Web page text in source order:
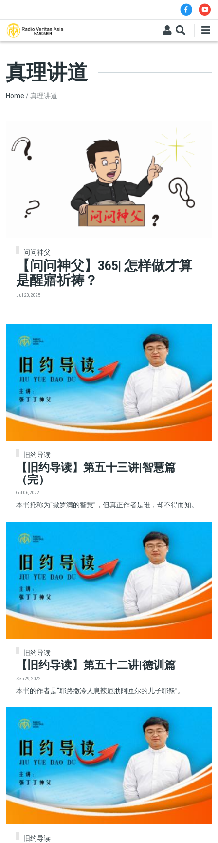
真理讲道
Breadcrumb
Home 真理讲道
问问神父
【问问神父】365| 怎样做才算
是醒寤祈祷？
Jul 20, 2025
旧约导读
【旧约导读】第五十三讲|智慧篇
（完）
Oct 06, 2022
本书托称为“撒罗满的智慧”，但真正作者是谁，却不得而知。
旧约导读
【旧约导读】第五十二讲|德训篇
Sep 29, 2022
本书的作者是“耶路撒冷人息辣厄肋阿匝尔的儿子耶稣”。
旧约导读